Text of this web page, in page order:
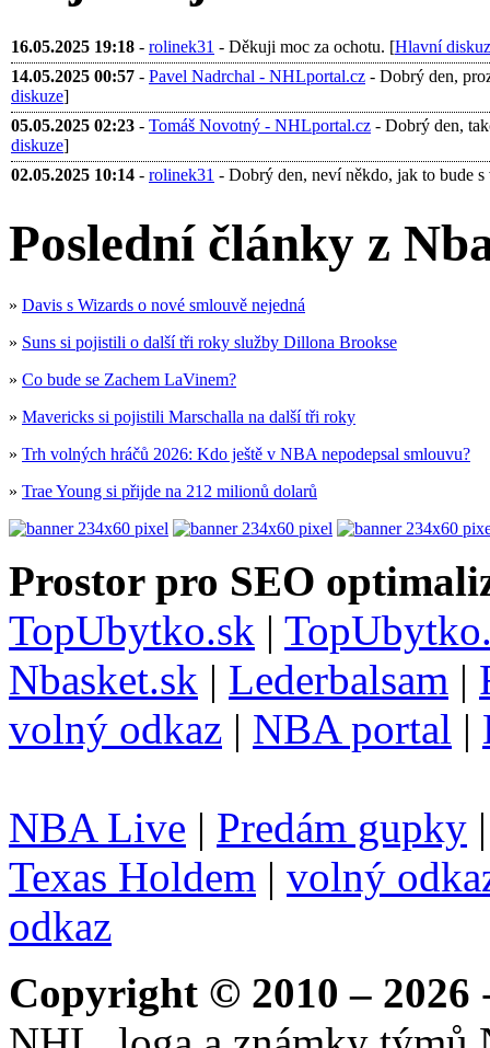
16.05.2025 19:18 - rolinek31 - Děkuji moc za ochotu. [Hlavní
14.05.2025 00:57 - Pavel Nadrchal - NHLportal.cz - Dobrý den,
diskuze]
05.05.2025 02:23 - Tomáš Novotný - NHLportal.cz - Dobrý den,
diskuze]
02.05.2025 10:14 - rolinek31 - Dobrý den, neví někdo, jak to bude
Poslední články z
» Davis s Wizards o nové smlouvě nejedná
» Suns si pojistili o další tři roky služby Dillona Brookse
» Co bude se Zachem LaVinem?
» Mavericks si pojistili Marschalla na další tři roky
» Trh volných hráčů 2026: Kdo ještě v NBA nepodepsal smlouvu?
» Trae Young si přijde na 212 milionů dolarů
Prostor pro SEO
TopUbytko.sk |
Nbasket.sk | Lederbalsam |
volný odkaz | NBA portal |
NBA Live | Predám gupky
Texas Holdem | volný
odkaz
Copyright © 2010 – 2026